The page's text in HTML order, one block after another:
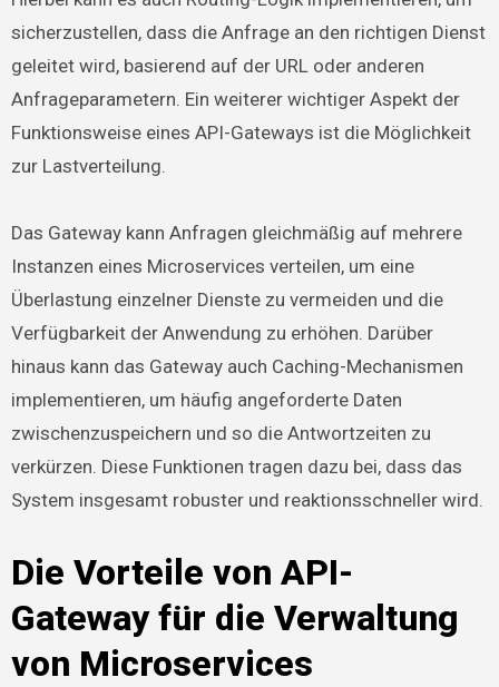
sicherzustellen, dass die Anfrage an den richtigen Dienst
geleitet wird, basierend auf der URL oder anderen
Anfrageparametern. Ein weiterer wichtiger Aspekt der
Funktionsweise eines API-Gateways ist die Möglichkeit
zur Lastverteilung.
Das Gateway kann Anfragen gleichmäßig auf mehrere
Instanzen eines Microservices verteilen, um eine
Überlastung einzelner Dienste zu vermeiden und die
Verfügbarkeit der Anwendung zu erhöhen. Darüber
hinaus kann das Gateway auch Caching-Mechanismen
implementieren, um häufig angeforderte Daten
zwischenzuspeichern und so die Antwortzeiten zu
verkürzen. Diese Funktionen tragen dazu bei, dass das
System insgesamt robuster und reaktionsschneller wird.
Die Vorteile von API-
Gateway für die Verwaltung
von Microservices